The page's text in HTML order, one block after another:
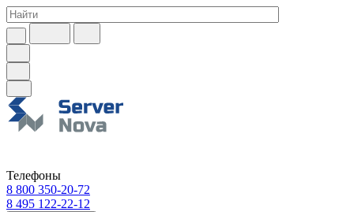
Телефоны
8 800 350-20-72
8 495 122-22-12